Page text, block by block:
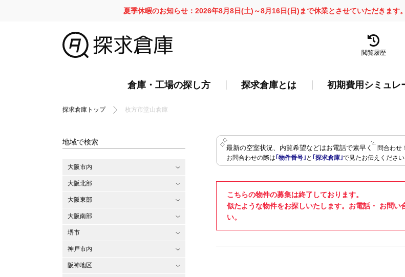
夏季休暇のお知らせ：2026年8月8日(土)～8月16日(日)まで休業とさせていただきます
閲覧履歴
倉庫・工場の探し方 探求倉庫とは 初期費用シミュレ
探求倉庫トップ 枚方市堂山倉庫
最新の空室状況、内覧希望などはお電話で素早く
問合わせ！
お問合わせの際は｢物件番号｣ と ｢探求倉庫｣で見たお伝えください
こちらの物件の募集は終了しております。
似たような物件をお探しいたします。お電話・ お問
い。
地域で検索
大阪市内
大阪北部
大阪東部
大阪南部
堺市
神戸市内
阪神地区